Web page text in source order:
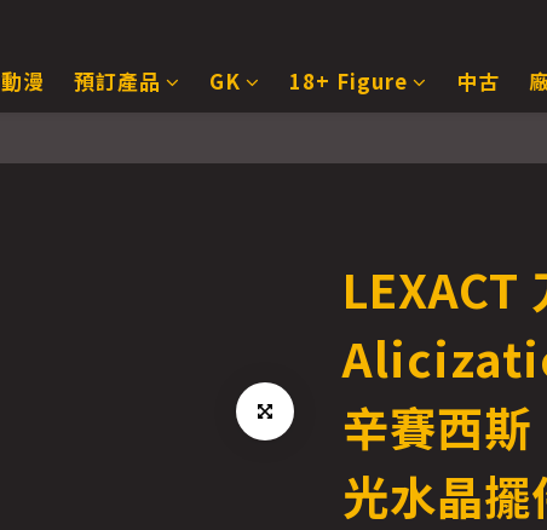
動漫 預訂產品 GK 18+ Figure 中古
LEXACT
辛賽西
光水晶擺